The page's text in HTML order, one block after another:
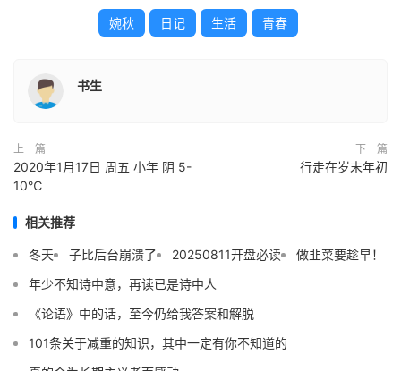
婉秋 日记 生活 青春
书生
上一篇
2020年1月17日 周五 小年 阴 5-
10℃
下一篇
行走在岁末年初
相关推荐
冬天 子比后台崩溃了 20250811开盘必读
做韭菜要趁早！
年少不知诗中意，再读已是诗中人
《论语》中的话，至今仍给我答案和解脱
101条关于减重的知识，其中一定有你不知道的